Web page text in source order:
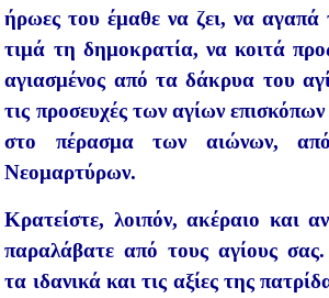
ήρωες του έμαθε να ζει, να αγαπά
τιμά τη δημοκρατία, να κοιτά
αγιασμένος από τα δάκρυα του
τις προσευχές των αγίων
στο πέρασμα των αιώνων,
Νεομαρτύρων.
Κρατείστε, λοιπόν, ακέραιο και
παραλάβατε από τους αγίους
τα ιδανικά και τις αξίες της